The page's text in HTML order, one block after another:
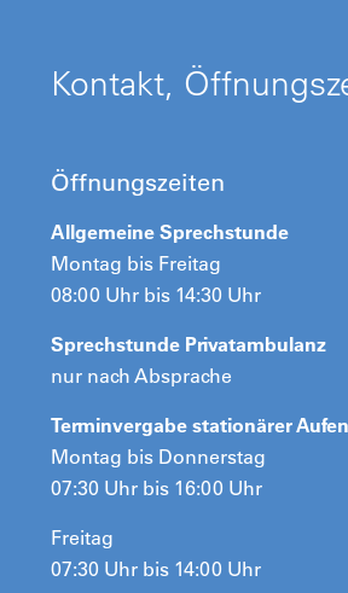
Kontakt,
Öffnungszeiten
Allgemeine Sprechstunde
Montag bis Freitag
08:00 Uhr bis 14:30 Uhr
Sprechstunde Privatambulanz
nur nach Absprache
Terminvergabe stationärer
Montag bis Donnerstag
07:30 Uhr bis 16:00 Uhr
Freitag
07:30 Uhr bis 14:00 Uhr